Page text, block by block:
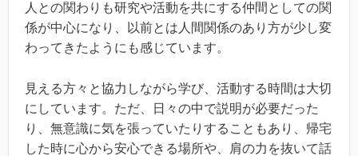
人との関わりも研究や活動を共にする仲間としての関
係が中心になり、以前とは人間関係のあり方が少し変
わってきたようにも感じています。
見える方々と協力しながら学び、活動する時間は大切
にしています。ただ、日々の中で説明が必要だった
り、無意識に気を張っていたりすることもあり、帰宅
した時に心から安心できる場所や、肩の力を抜いて話